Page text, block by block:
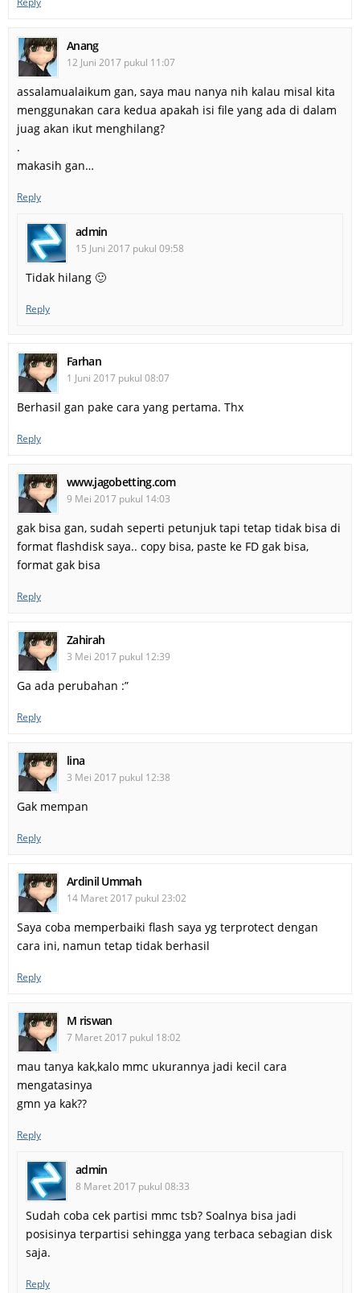
Anang
12 Juni 2017 pukul 11:07
assalamualaikum gan, saya mau nanya nih kalau misal kita
menggunakan cara kedua apakah isi file yang ada di dalam
juag akan ikut menghilang?
.
makasih gan…
Reply
admin
15 Juni 2017 pukul 09:58
Tidak hilang 🙂
Reply
Farhan
1 Juni 2017 pukul 08:07
Berhasil gan pake cara yang pertama. Thx
Reply
www.jagobetting.com
9 Mei 2017 pukul 14:03
gak bisa gan, sudah seperti petunjuk tapi tetap tidak bisa di
format flashdisk saya.. copy bisa, paste ke FD gak bisa,
format gak bisa
Reply
Zahirah
3 Mei 2017 pukul 12:39
Ga ada perubahan :”
Reply
lina
3 Mei 2017 pukul 12:38
Gak mempan
Reply
Ardinil Ummah
14 Maret 2017 pukul 23:02
Saya coba memperbaiki flash saya yg terprotect dengan
cara ini, namun tetap tidak berhasil
Reply
M riswan
7 Maret 2017 pukul 18:02
mau tanya kak,kalo mmc ukurannya jadi kecil cara
mengatasinya
gmn ya kak??
Reply
admin
8 Maret 2017 pukul 08:33
Sudah coba cek partisi mmc tsb? Soalnya bisa jadi
posisinya terpartisi sehingga yang terbaca sebagian disk
saja.
Reply